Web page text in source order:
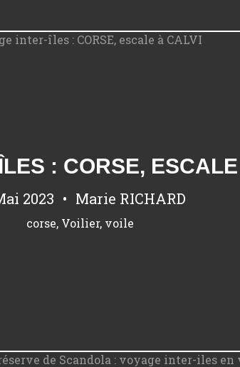
: CORSE,
2023 Marie RICHARD
corse, Voilier, voile